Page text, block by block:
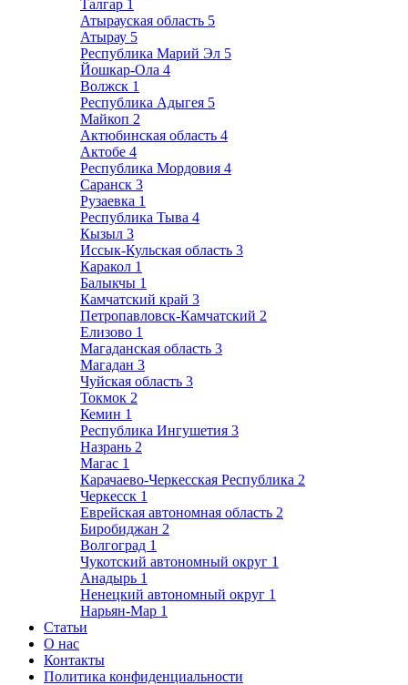
Талгар 1
Атырауская область 5
Атырау 5
Республика Марий Эл 5
Йошкар-Ола 4
Волжск 1
Республика Адыгея 5
Майкоп 2
Актюбинская область 4
Актобе 4
Республика Мордовия 4
Саранск 3
Рузаевка 1
Республика Тыва 4
Кызыл 3
Иссык-Кульская область 3
Каракол 1
Балыкчы 1
Камчатский край 3
Петропавловск-Камчатский 2
Елизово 1
Магаданская область 3
Магадан 3
Чуйская область 3
Токмок 2
Кемин 1
Республика Ингушетия 3
Назрань 2
Магас 1
Карачаево-Черкесская Республика 2
Черкесск 1
Еврейская автономная область 2
Биробиджан 2
Волгоград 1
Чукотский автономный округ 1
Анадырь 1
Ненецкий автономный округ 1
Нарьян-Мар 1
Статьи
О нас
Контакты
Политика конфиденциальности